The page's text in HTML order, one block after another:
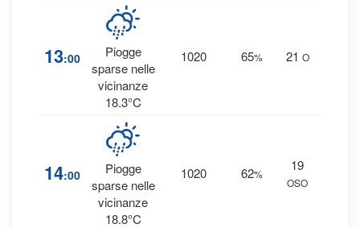
13:00
Piogge
sparse nelle
vicinanze
18.3°C
1020 65% 21 O
14:00
Piogge
sparse nelle
vicinanze
18.8°C
1020 62%
19
OSO